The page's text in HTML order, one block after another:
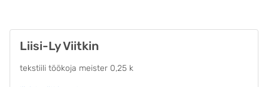
Liisi-Ly Viitkin
tekstiili töökoja meister 0,25 k